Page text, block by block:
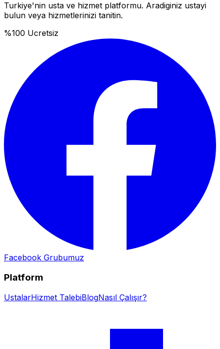
Turkiye'nin usta ve hizmet platformu. Aradiginiz ustayi
bulun veya hizmetlerinizi tanitin.
%100 Ucretsiz
Facebook Grubumuz
Platform
UstalarHizmet TalebiBlogNasıl Çalışır?